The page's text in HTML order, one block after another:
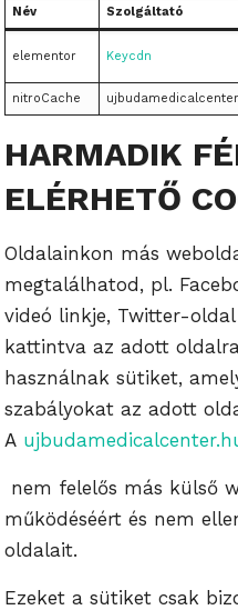
Név Szolgáltató
elementor Keycdn
nitroCache
HARMADIK
ELÉRHETŐ
Oldalainkon más
megtalálhatod, pl.
videó linkje, Twitter-
kattintva az adott
használnak sütiket,
szabályokat az adott
A
nem felelős más külső
működéséért és nem
oldalait.
Ezeket a sütiket csak